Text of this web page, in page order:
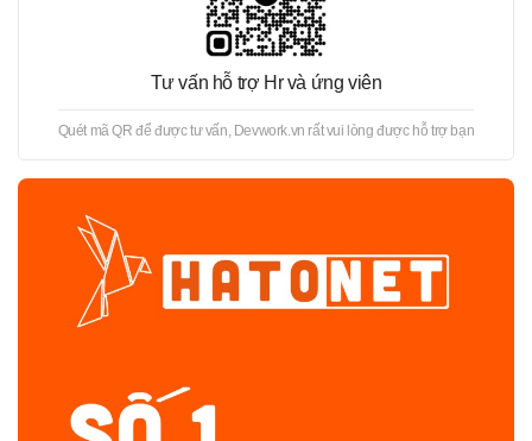
Tư vấn hỗ trợ Hr và ứng viên
Quét mã QR để được tư vấn, Devwork.vn rất vui lòng được hỗ trợ bạn